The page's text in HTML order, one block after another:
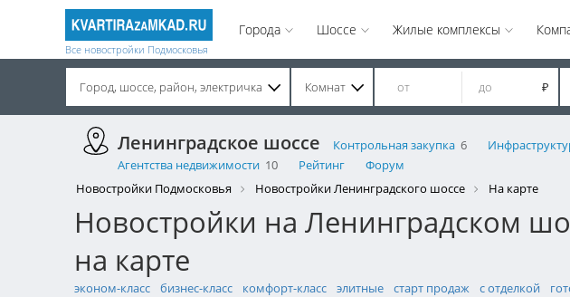
Все новостройки Подмосковья
Города Шоссе Жилые комплексы
Город, шоссе, район, электричка Комнат ₽
Ленинградское шоссе Контрольная закупка 6
Агентства недвижимости 10 Рейтинг
Форум
Новостройки Подмосковья
Новостройки Ленинградского шоссе На карте
Новостройки на Ленинградском
на карте
эконом-класс бизнес-класс комфорт-класс элитные старт продаж с отделкой